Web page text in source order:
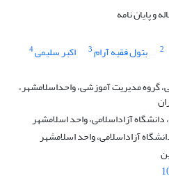
و پایان نامه
2 بتول فقیه آرام3 اکبر سلیمی4
گروه مدیریت آموزشی، واحداسلامشهر،
آزاداسلامی، واحد اسلامشهر
آزاداسلامی، واحد اسلامشهر